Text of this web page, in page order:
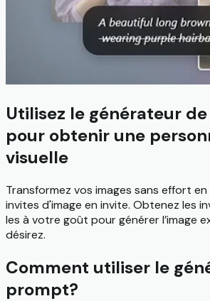
Utilisez le générateur
pour obtenir une
visuelle
Transformez vos images sans effort
invites d'image en invite. Obtenez les
les à votre goût pour générer l’image
désirez.
Comment utiliser le
prompt?